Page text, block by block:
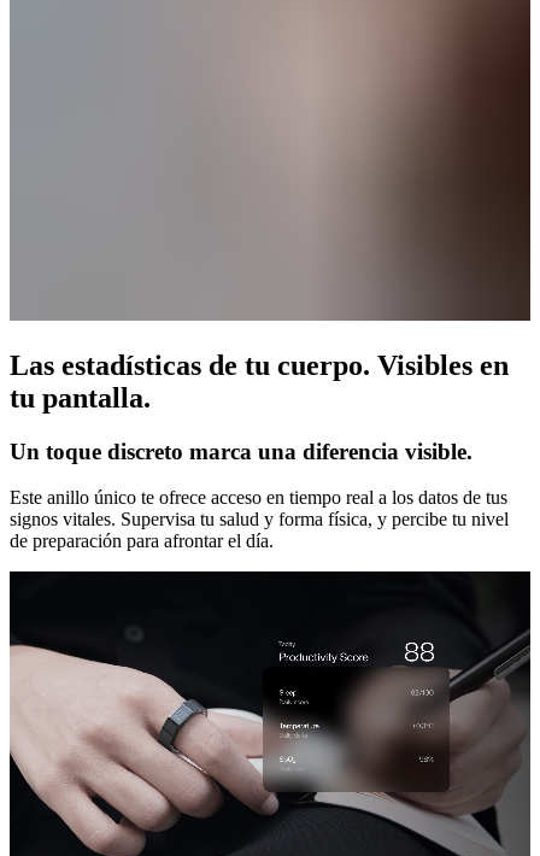
Las estadísticas de tu cuerpo. Visibles en
tu pantalla.
Un toque discreto marca una diferencia visible.
Este anillo único te ofrece acceso en tiempo real a los datos de tus
signos vitales. Supervisa tu salud y forma física, y percibe tu nivel
de preparación para afrontar el día.